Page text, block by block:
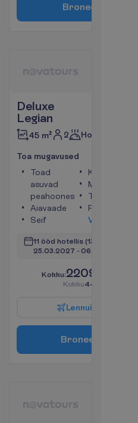
Bronee
Deluxe
Legian
45 m² 2 Hommikusöök
Toa mugavused
Toad
asuvad
peahoones
Aiavaade
Seif
Konditsioneer
Minikülmik
Telefon
Föön
V
11 ööd hotellis (13 ööd kokku)
25.03.2027 - 06.04.2027
Kokku:2209.00
Kokku4418.00
Lennuin
Bronee